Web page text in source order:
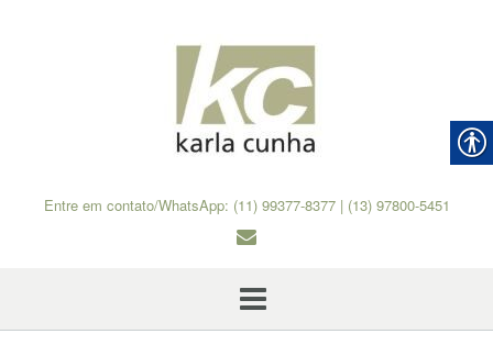
Entre em contato/WhatsApp: (11) 99377-8377 | (13) 97800-5451